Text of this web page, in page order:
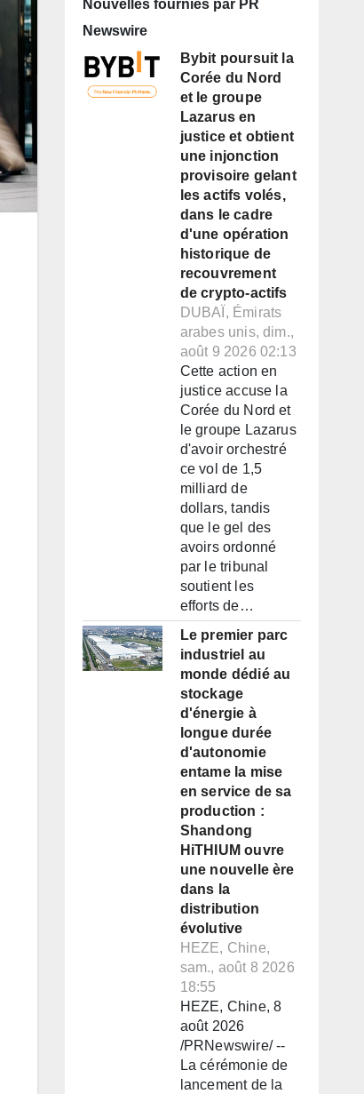
Nouvelles fournies par PR
Newswire
Bybit poursuit la
Corée du Nord
et le groupe
Lazarus en
justice et obtient
une injonction
provisoire gelant
les actifs volés,
dans le cadre
d'une opération
historique de
recouvrement
de crypto-actifs
DUBAÏ, Émirats
arabes unis, dim.,
août 9 2026 02:13
Cette action en
justice accuse la
Corée du Nord et
le groupe Lazarus
d'avoir orchestré
ce vol de 1,5
milliard de
dollars, tandis
que le gel des
avoirs ordonné
par le tribunal
soutient les
efforts de…
Le premier parc
industriel au
monde dédié au
stockage
d'énergie à
longue durée
d'autonomie
entame la mise
en service de sa
production :
Shandong
HiTHIUM ouvre
une nouvelle ère
dans la
distribution
évolutive
HEZE, Chine,
sam., août 8 2026
18:55
HEZE, Chine, 8
août 2026
/PRNewswire/ --
La cérémonie de
lancement de la